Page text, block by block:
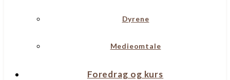
Dyrene
Medieomtale
Foredrag og kurs